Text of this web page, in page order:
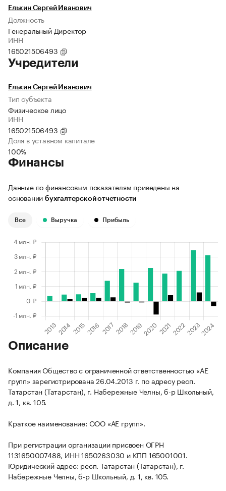
Елькин Сергей Иванович
Должность
Генеральный Директор
ИНН
165021506493
Учредители
Елькин Сергей Иванович
Тип субъекта
Физическое лицо
ИНН
165021506493
Доля в уставном капитале
100%
Финансы
Данные по финансовым показателям приведены на
основании бухгалтерской отчетности
Все Выручка Прибыль
Описание
Компания Общество с ограниченной ответственностью «АЕ
групп» зарегистрирована 26.04.2013 г. по адресу респ.
Татарстан (Татарстан), г. Набережные Челны, б-р Школьный,
д. 1, кв. 105.
Краткое наименование: ООО «АЕ групп».
При регистрации организации присвоен ОГРН
1131650007488, ИНН 1650263030 и КПП 165001001.
Юридический адрес: респ. Татарстан (Татарстан), г.
Набережные Челны, б-р Школьный, д. 1, кв. 105.